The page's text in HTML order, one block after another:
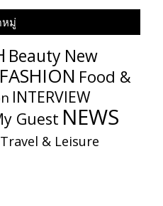
มู่
Beauty New
FASHION Food &
INTERVIEW
Guest NEWS
Travel & Leisure